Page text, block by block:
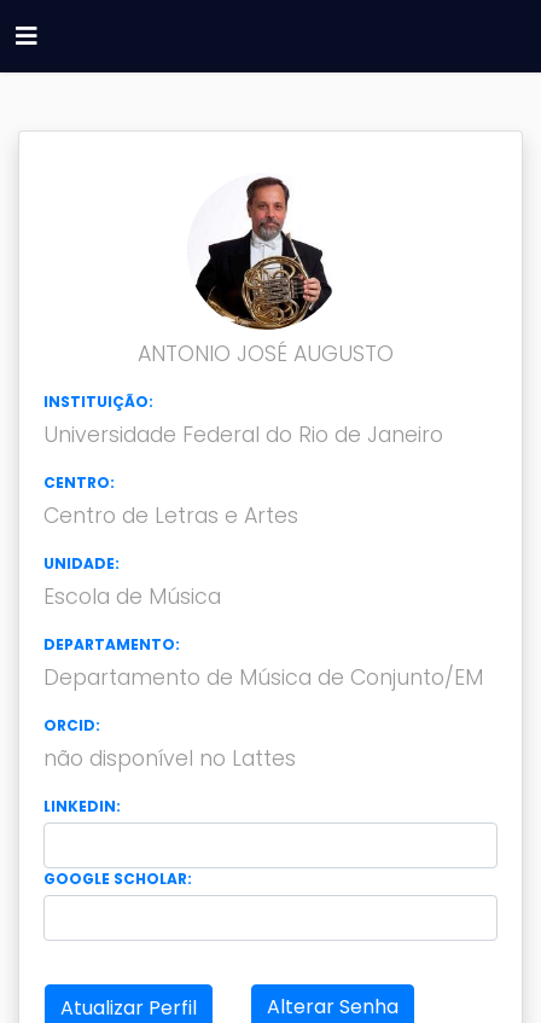
ANTONIO JOSÉ AUGUSTO
INSTITUIÇÃO:
Universidade Federal do Rio de Janeiro
CENTRO:
Centro de Letras e Artes
UNIDADE:
Escola de Música
DEPARTAMENTO:
Departamento de Música de Conjunto/EM
ORCID:
não disponível no Lattes
LINKEDIN:
GOOGLE SCHOLAR:
Atualizar Perfil Alterar Senha